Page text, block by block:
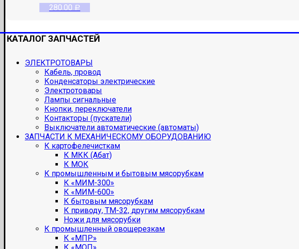
280.00 Р
КАТАЛОГ ЗАПЧАСТЕЙ
ЭЛЕКТРОТОВАРЫ
Кабель, провод
Конденсаторы электрические
Электротовары
Лампы сигнальные
Кнопки, переключатели
Контакторы (пускатели)
Выключатели автоматические (автоматы)
ЗАПЧАСТИ К МЕХАНИЧЕСКОМУ ОБОРУДОВАНИЮ
К картофелечисткам
К МКК (Абат)
К МОК
К промышленным и бытовым мясорубкам
К «МИМ-300»
К «МИМ-600»
К бытовым мясорубкам
К приводу, ТМ-32, другим мясорубкам
Ножи для мясорубки
К промышленный овощерезкам
К «МПР»